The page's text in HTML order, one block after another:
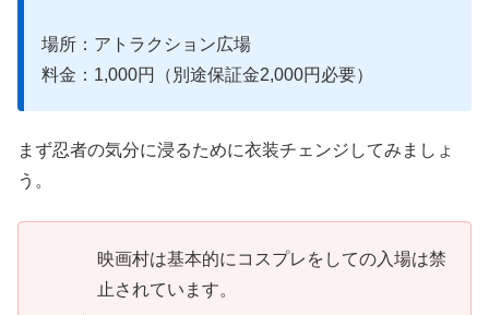
場所：アトラクション広場
料金：1,000円（別途保証金2,000円必要）
まず忍者の気分に浸るために衣装チェンジしてみましょ
う。
映画村は基本的にコスプレをしての入場は禁
止されています。